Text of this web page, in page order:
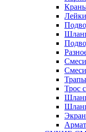
Трапы
Трос